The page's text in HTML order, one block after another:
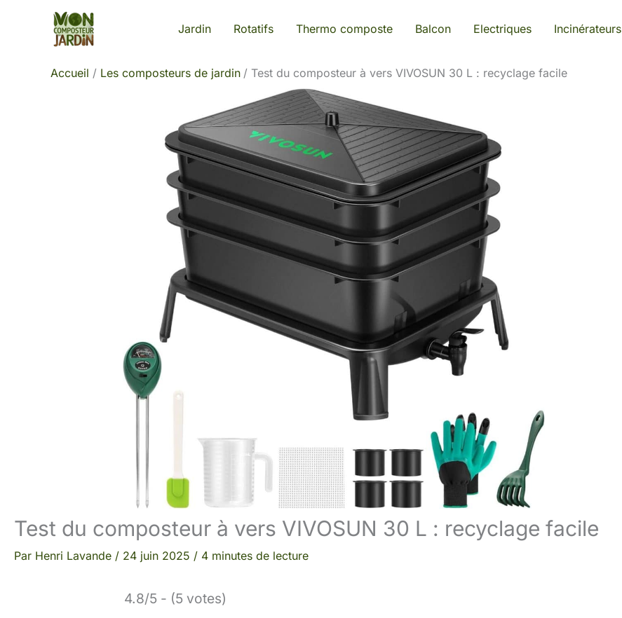
Jardin Rotatifs Thermo composte Balcon Electriques Incinérateurs
Accueil Les composteurs de jardin Test du composteur à vers VIVOSUN 30 L : recyclage facile
Test du composteur à vers VIVOSUN 30 L : recyclage facile
Par Henri Lavande / 24 juin 2025 / 4 minutes de lecture
4.8/5 - (5 votes)